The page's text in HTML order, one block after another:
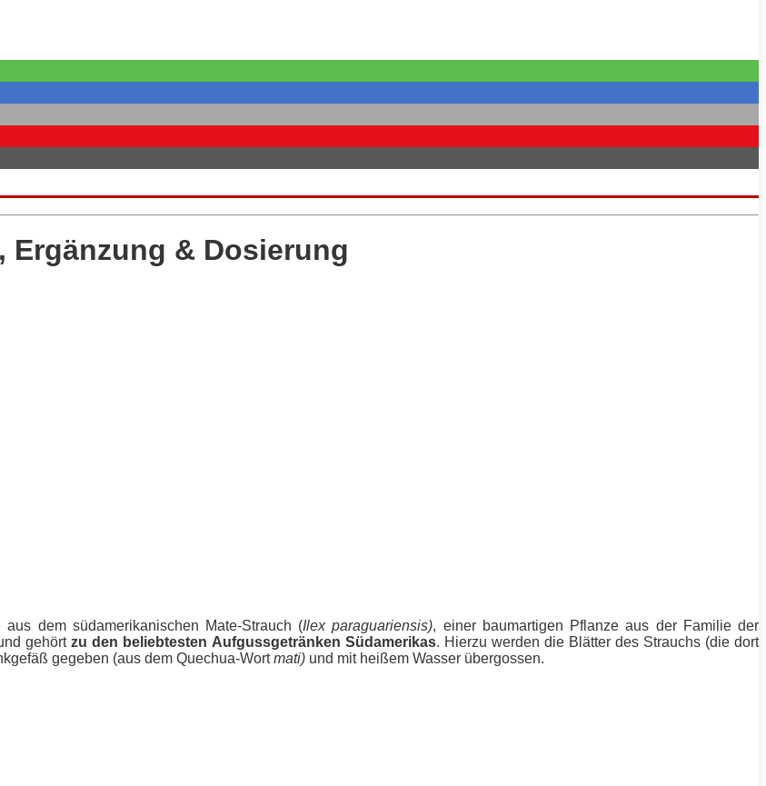
Ergänzung & Dosierung
dem südamerikanischen Mate-Strauch (Ilex paraguariensis), einer baumartigen Pflanze aus der Familie der
gehört zu den beliebtesten Aufgussgetränken Südamerikas. Hierzu werden die Blätter des Strauchs (die dort
gegeben (aus dem Quechua-Wortmati) und mit heißem Wasser übergossen.